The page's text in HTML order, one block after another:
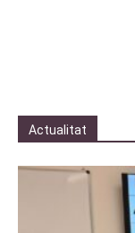
Actualitat